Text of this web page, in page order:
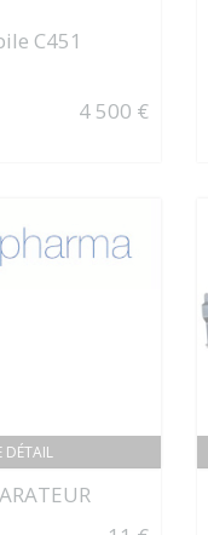
C451
4 500 €
DÉTAIL